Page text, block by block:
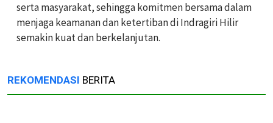
serta masyarakat, sehingga komitmen bersama dalam
menjaga keamanan dan ketertiban di Indragiri Hilir
semakin kuat dan berkelanjutan.
REKOMENDASI BERITA